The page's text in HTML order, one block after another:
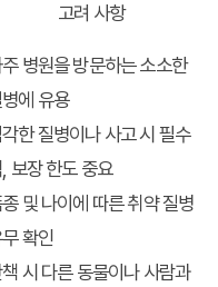
고려 사항
병원을 방문하는 소소한
에 유용
한 질병이나 사고 시 필수
보장 한도 중요
및 나이에 따른 취약 질병
확인
시 다른 동물이나 사람과